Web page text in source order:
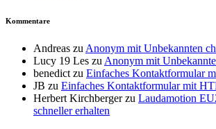
Kommentare
Andreas zu Anonym mit Unbekannten
Lucy 19 Les zu Anonym mit
benedict zu Einfaches Kontaktformular
JB zu Einfaches Kontaktformular mit
Herbert Kirchbergerzu Laudamotion
schneller erhalten